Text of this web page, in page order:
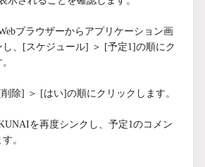
ブラウザーからアプリケーション画
し、[スケジュール] ＞ [予定1]の順にク
除] ＞ [はい]の順にクリックします。
を再度シンクし、予定1のコメン
。